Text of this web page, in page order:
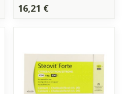
16,21 €